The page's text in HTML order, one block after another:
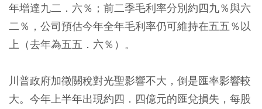
年增達九二．六％；前二季毛利率分別約四九％與六
二％，公司預估今年全年毛利率仍可維持在五五％以
上（去年為五五．六％）。
川普政府加徵關稅對光聖影響不大，倒是匯率影響較
大。今年上半年出現約四．四億元的匯兌損失，每股